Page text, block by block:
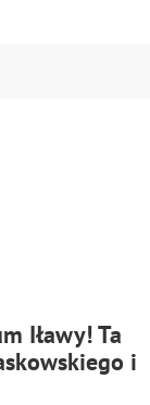
Iławy! Ta
i